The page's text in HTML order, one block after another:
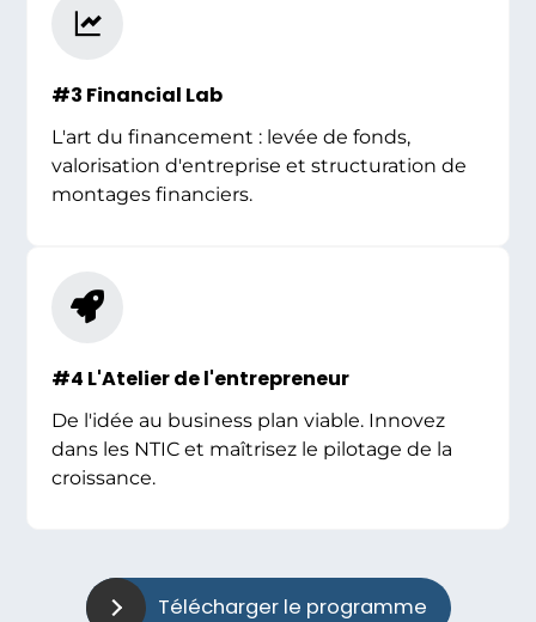
#3 Financial Lab
L'art du financement : levée de fonds,
valorisation d'entreprise et structuration de
montages financiers.
#4 L'Atelier de l'entrepreneur
De l'idée au business plan viable. Innovez
dans les NTIC et maîtrisez le pilotage de la
croissance.
Télécharger le programme